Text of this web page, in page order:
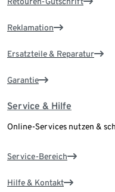
Reklamation
Ersatzteile & Reparatur
Garantie
Service & Hilfe
Online-Services nutzen &
Service-Bereich
Hilfe & Kontakt